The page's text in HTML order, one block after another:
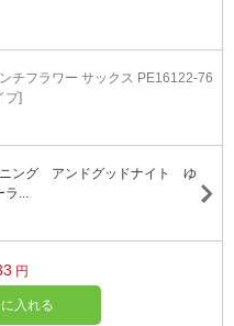
チフラワー サックス PE16122-76
プ]
ニング アンドグッドナイト ゆ
ラ...
円
入れる